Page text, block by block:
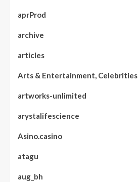
aprProd
archive
articles
Arts & Entertainment, Celebrities
artworks-unlimited
arystalifescience
Asino.casino
atagu
aug_bh